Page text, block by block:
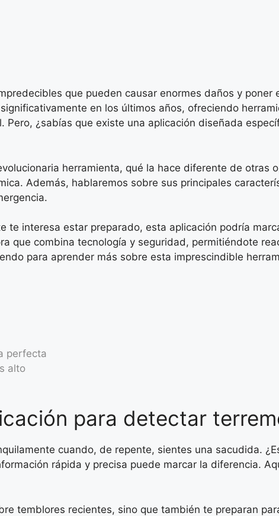
que pueden causar enormes daños y poner
en los últimos años, ofreciendo
¿sabías que existe una aplicación diseñada
herramienta, qué la hace diferente de otras
Además, hablaremos sobre sus principales
te interesa estar preparado, esta aplicación podría
que combina tecnología y seguridad, permitiéndote
para aprender más sobre esta imprescindible
perfecta
alto
para detectar
cuando, de repente, sientes una sacudida.
rápida y precisa puede marcar la diferencia.
temblores recientes, sino que también te preparan